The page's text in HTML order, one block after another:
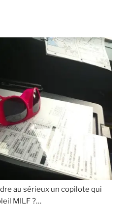
au sérieux un copilote qui
MILF ?…